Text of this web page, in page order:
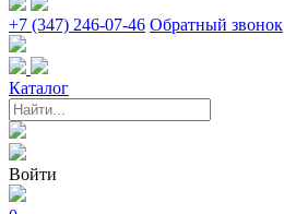
+7 (347) 246-07-46 Обратный звонок
Каталог
Войти